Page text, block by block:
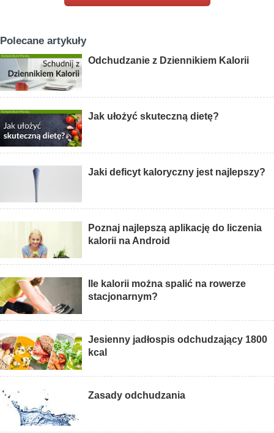
Polecane artykuły
Odchudzanie z Dziennikiem Kalorii
Jak ułożyć skuteczną dietę?
Jaki deficyt kaloryczny jest najlepszy?
Poznaj najlepszą aplikację do liczenia
kalorii na Android
Ile kalorii można spalić na rowerze
stacjonarnym?
Jesienny jadłospis odchudzający 1800
kcal
Zasady odchudzania